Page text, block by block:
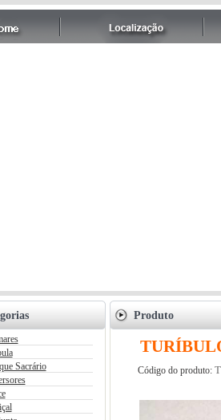
Sacrário
Produto
Código do produto: